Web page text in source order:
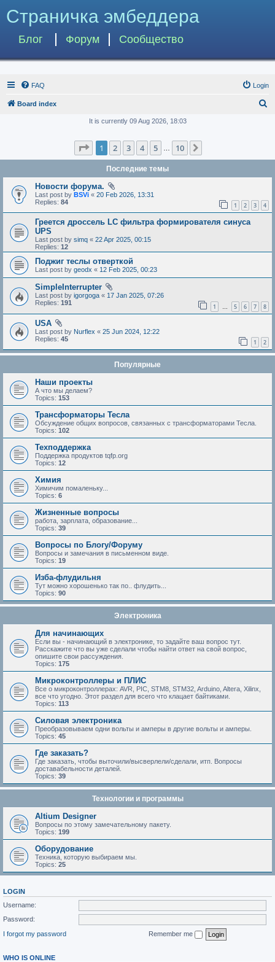
Страничка эмбеддера
Блог Форум Сообщество
FAQ Login
Board index
c
h
It is currently 09 Aug 2026, 18:03
Page 1of 10
1 2 3 4 5 10
Последние темы
Новости форума.
Last post by BSVi « 20 Feb 2026, 13:31
Replies: 84 1 2 3 4
Греется дроссель LC фильтра формирователя синуса
UPS
Last post by simq « 22 Apr 2025, 00:15
Replies: 12
Поджиг теслы отверткой
Last post by geodx « 12 Feb 2025, 00:23
SimpleInterrupter
Last post by igorgoga « 17 Jan 2025, 07:26
Replies: 191 1 … 5 6 7 8
USA
Last post by Nurflex « 25 Jun 2024, 12:22
Replies: 45 1 2
Популярные
Наши проекты
А что мы делаем?
Topics: 153
Трансформаторы Тесла
Обсуждение общих вопросов, связанных с трансформаторами Тесла.
Topics: 102
Техподдержка
Поддержка продуктов tqfp.org
Topics: 12
Химия
Химичим помаленьку...
Topics: 6
Жизненные вопросы
работа, зарплата, образование...
Topics: 39
Вопросы по Блогу/Форуму
Вопросы и замечания в письменном виде.
Topics: 19
Изба-флудильня
Тут можно хорошенько так по.. флудить...
Topics: 90
Электроника
Для начинающих
Если вы - начинающий в электронике, то задайте ваш вопрос тут.
Расскажите что вы уже сделали чтобы найти ответ на свой вопрос,
опишите свои рассуждения.
Topics: 175
Микроконтроллеры и ПЛИС
Все о микроконтроллерах: AVR, PIC, STM8, STM32, Arduino, Altera, Xilinx,
все что угодно. Этот раздел для всего что клацает байтиками.
Topics: 113
Силовая электроника
Преобразовываем одни вольты и амперы в другие вольты и амперы.
Topics: 45
Где заказать?
Где заказать, чтобы выточили/высверлели/сделали, итп. Вопросы
доставабельности деталей.
Topics: 39
Технологии и программы
Altium Designer
Вопросы по этому замечательному пакету.
Topics: 199
Оборудование
Техника, которую выбираем мы.
Topics: 25
LOGIN
Username:
Password:
I forgot my password
Remember me
WHO IS ONLINE